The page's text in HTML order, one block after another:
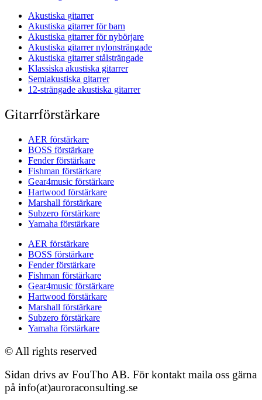
Akustiska gitarrer
Akustiska gitarrer för barn
Akustiska gitarrer för nybörjare
Akustiska gitarrer nylonsträngade
Akustiska gitarrer stålsträngade
Klassiska akustiska gitarrer
Semiakustiska gitarrer
12-strängade akustiska gitarrer
Gitarrförstärkare
AER förstärkare
BOSS förstärkare
Fender förstärkare
Fishman förstärkare
Gear4music förstärkare
Hartwood förstärkare
Marshall förstärkare
Subzero förstärkare
Yamaha förstärkare
AER förstärkare
BOSS förstärkare
Fender förstärkare
Fishman förstärkare
Gear4music förstärkare
Hartwood förstärkare
Marshall förstärkare
Subzero förstärkare
Yamaha förstärkare
© All rights reserved
Sidan drivs av FouTho AB. För kontakt maila oss gärna
på info(at)auroraconsulting.se